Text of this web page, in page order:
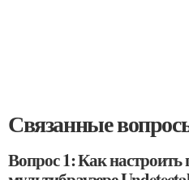
Связанные
Вопрос 1: Как настроить